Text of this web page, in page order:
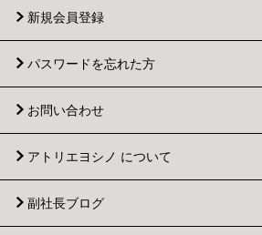
新規会員登録
パスワードを忘れた方
お問い合わせ
アトリエヨシノ について
副社長ブログ